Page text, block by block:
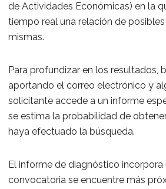
de Actividades Económicas) en la
tiempo real una relación de
mismas.
Para profundizar en los resultados,
aportando el correo electrónico y
solicitante accede a un informe
se estima la probabilidad de
haya efectuado la búsqueda.
El informe de diagnóstico
convocatoria se encuentre más